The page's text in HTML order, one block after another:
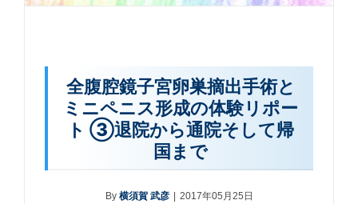
全腹腔鏡子宮卵巣摘出手術と
ミニペニス形成の体験リポー
ト ③退院から通院そして帰
国まで
By 横須賀 武彦 | 2017年05月25日